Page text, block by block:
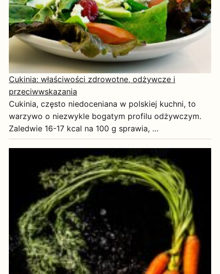
Cukinia: właściwości zdrowotne, odżywcze i
przeciwwskazania
Cukinia, często niedoceniana w polskiej kuchni, to
warzywo o niezwykle bogatym profilu odżywczym.
Zaledwie 16-17 kcal na 100 g sprawia, …